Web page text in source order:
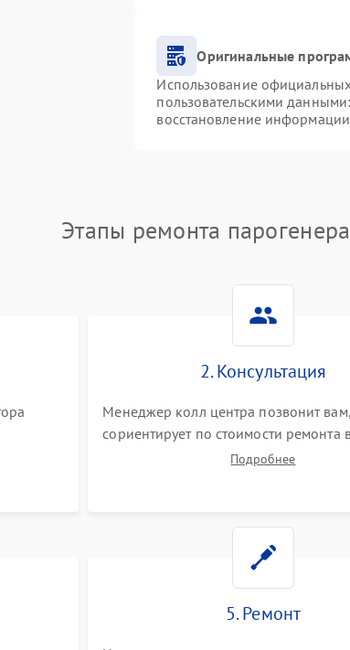
Оригинальные
Использование
пользовательскими
восстановление
Этапы ремонта
2. Консультация
Менеджер колл центра позвонит вам,
сориентирует по стоимости ремонта
парогенератора а также ответит на
Подробнее
5. Ремонт